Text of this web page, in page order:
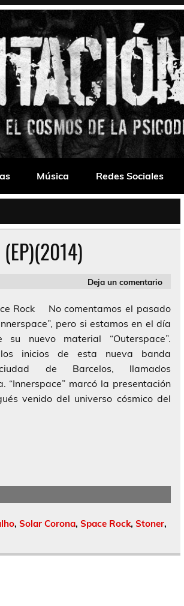
Música Redes Sociales
Deja un comentario
Rock No comentamos el pasado
pero si estamos en el día
nuevo material “Outerspace”.
inicios de esta nueva banda
de Barcelos, llamados
“Innerspace” marcó la presentación
venido del universo cósmico del
, Solar Corona, Space Rock, Stoner,